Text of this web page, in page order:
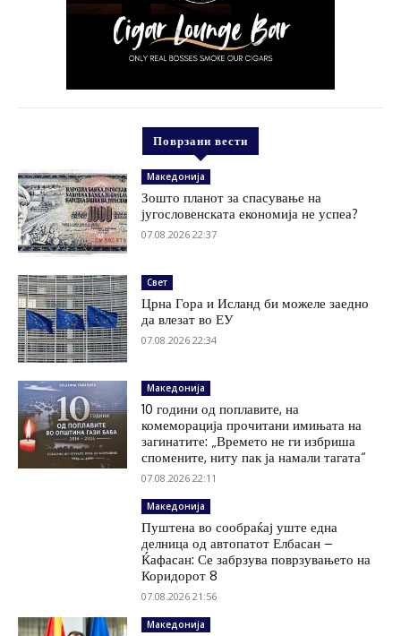
Поврзани вести
Македонија
Зошто планот за спасување на
југословенската економија не успеа?
07.08.2026 22:37
Свет
Црна Гора и Исланд би можеле заедно
да влезат во ЕУ
07.08.2026 22:34
Македонија
10 години од поплавите, на
комеморација прочитани имињата на
загинатите: „Времето не ги избриша
спомените, ниту пак ја намали тагата“
07.08.2026 22:11
Македонија
Пуштена во сообраќај уште една
делница од автопатот Елбасан –
Ќафасан: Се забрзува поврзувањето на
Коридорот 8
07.08.2026 21:56
Македонија